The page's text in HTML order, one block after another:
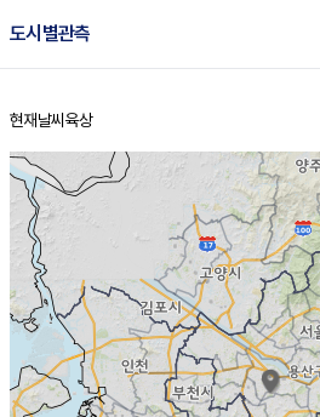
도시별관측
홈
현재날씨 육상